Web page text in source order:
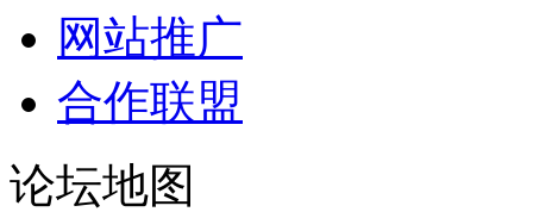
网站推广
合作联盟
论坛地图